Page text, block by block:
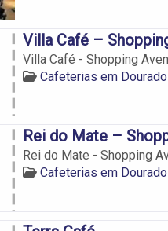
Villa Café –
Villa Café - Shopping
Cafeterias em
Rei do Mate –
Rei do Mate - Shopping
Cafeterias em